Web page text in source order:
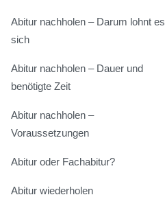
Abitur nachholen – Darum lohnt es
sich
Abitur nachholen – Dauer und
benötigte Zeit
Abitur nachholen –
Voraussetzungen
Abitur oder Fachabitur?
Abitur wiederholen